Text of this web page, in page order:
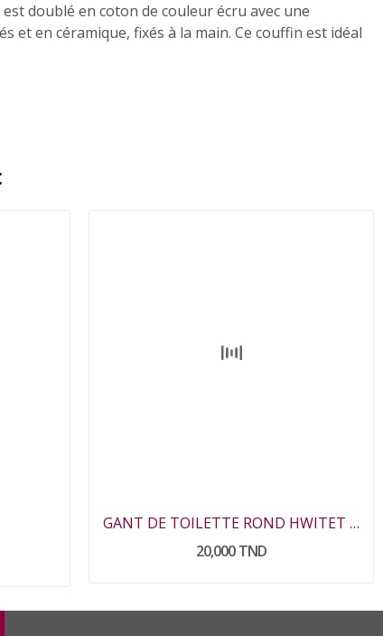
doublé en coton de couleur écru avec une
et en céramique, fixés à la main. Ce couffin est idéal
GANT DE TOILETTE ROND HWITET AVEC SAVON
20,000 TND